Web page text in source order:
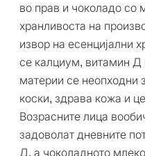
во прав и чоколадо со
хранливоста на
извор на есенцијални
се калциум, витамин Д
материи се
коски, здрава кожа и
Возрасните лица
задоволат дневните
Д, а чоколадното